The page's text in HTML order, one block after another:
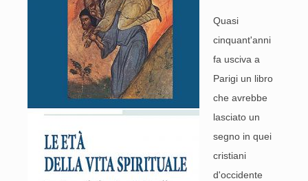
Quasi
cinquant'anni
fa usciva a
Parigi un libro
che avrebbe
lasciato un
segno in quei
cristiani
d'occidente